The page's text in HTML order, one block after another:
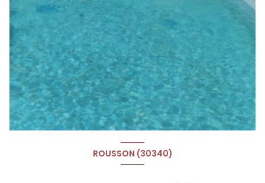
ROUSSON (30340)